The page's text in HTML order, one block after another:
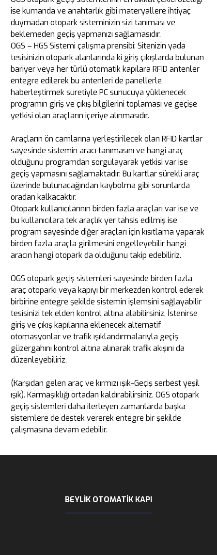
ise kumanda ve anahtarlık gibi materyallere ihtiyaç
duymadan otopark sisteminizin sizi tanıması ve
beklemeden geçiş yapmanızı sağlamasıdır.
OGS – HGS Sistemi çalışma prensibi: Sitenizin yada
tesisinizin otopark alanlarında ki giriş çıkışlarda bulunan
bariyer veya her türlü otomatik kapılara RFID antenler
entegre edilerek bu antenleri de panellerle
haberleştirmek suretiyle PC sunucuya yüklenecek
programın giriş ve çıkış bilgilerini toplaması ve geçişe
yetkisi olan araçların içeriye alınmasıdır.
Araçların ön camlarına yerleştirilecek olan RFID kartlar
sayesinde sistemin aracı tanımasını ve hangi araç
olduğunu programdan sorgulayarak yetkisi var ise
geçiş yapmasını sağlamaktadır. Bu kartlar sürekli araç
üzerinde bulunacağından kaybolma gibi sorunlarda
oradan kalkacaktır.
Otopark kullanıcılarının birden fazla araçları var ise ve
bu kullanıcılara tek araçlık yer tahsis edilmiş ise
program sayesinde diğer araçları için kısıtlama yaparak
birden fazla araçla girilmesini engelleyebilir hangi
aracın hangi otopark da olduğunu takip edebiliriz.
OGS otopark geçiş sistemleri sayesinde birden fazla
araç otoparkı veya kapıyı bir merkezden kontrol ederek
birbirine entegre şekilde sistemin işlemsini sağlayabilir
tesisinizi tek elden kontrol altına alabilirsiniz. İstenirse
giriş ve çıkış kapılarına eklenecek alternatif
otomasyonlar ve trafik ışıklandırmalarıyla geçiş
güzergahını kontrol altına alınarak trafik akışını da
düzenleyebiliriz.
(Karşıdan gelen araç ve kırmızı ışık-Geçiş serbest yeşil
ışık). Karmaşıklığı ortadan kaldırabilirsiniz. OGS otopark
geçiş sistemleri daha ilerleyen zamanlarda başka
sistemlere de destek vererek entegre bir şekilde
çalışmasına devam edebilir.
BEYLIK OTOMATİK KAPI